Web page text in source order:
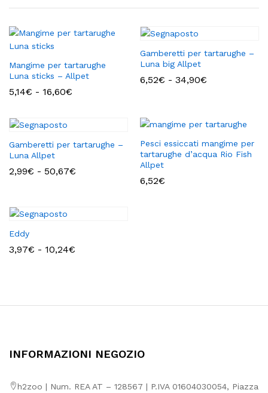
Mangime per tartarughe
Luna sticks – Allpet
5,14€ - 16,60€
16,60€
Gamberetti per tartarughe –
Luna big Allpet
6,52€ - 34,90€
a
Gamberetti per tartarughe –
Luna Allpet
2,99€ - 50,67€
Pesci essiccati mangime per
tartarughe d’acqua Rio Fish
Allpet
6,52€
Eddy
3,97€ - 10,24€
10,24€
INFORMAZIONI NEGOZIO
h2zoo | Num. REA AT – 128567 | P.IVA 01604030054, Piazza